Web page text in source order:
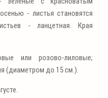
- листья становятся
- ланцетная. Края
или розово-лиловые;
(диаметром до 15 см.).